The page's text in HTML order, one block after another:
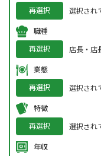
再選択
選択され
職種
再選択
店長・店
業態
再選択
選択され
特徴
再選択
選択され
年収